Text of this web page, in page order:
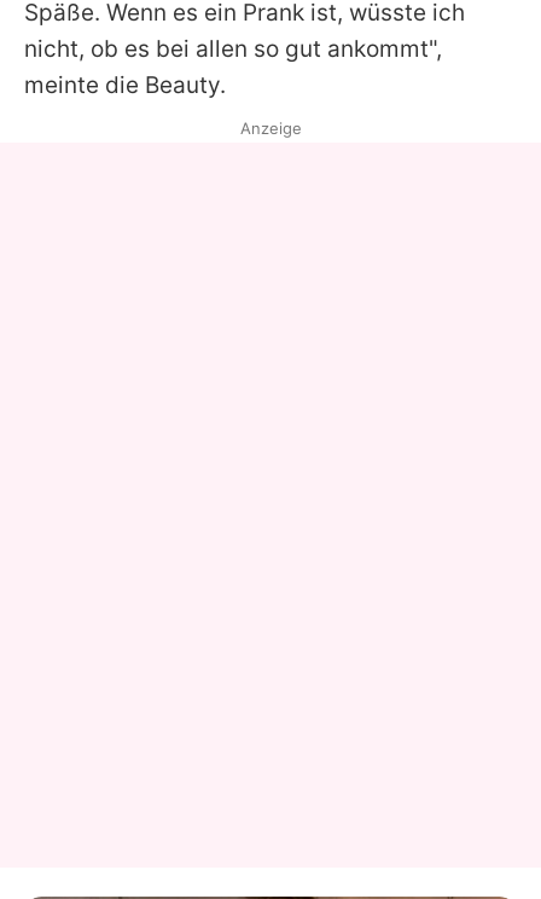
Späße. Wenn es ein Prank ist, wüsste ich
nicht, ob es bei allen so gut ankommt",
meinte die Beauty.
Anzeige